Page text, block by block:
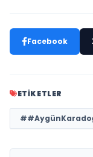
Facebook
ETIKETLER